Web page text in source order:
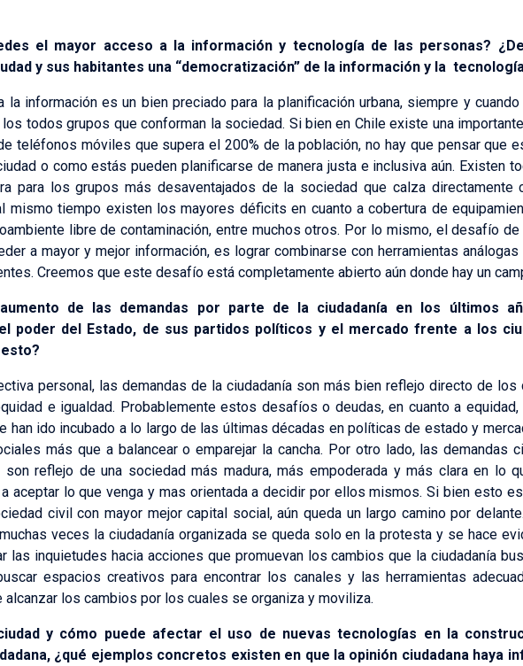
el mayor acceso a la información y tecnología de las personas?
y sus habitantes una “democratización” de la información y la
la información es un bien preciado para la planificación urbana, siempre y
todos grupos que conforman la sociedad. Si bien en Chile existe una
teléfonos móviles que supera el 200% de la población, no hay que pensar que
o como estás pueden planificarse de manera justa e inclusiva aún. Existen
para los grupos más desaventajados de la sociedad que calza
mismo tiempo existen los mayores déficits en cuanto a cobertura de
libre de contaminación, entre muchos otros. Por lo mismo, el desafío
a mayor y mejor información, es lograr combinarse con herramientas análogas
Creemos que este desafío está completamente abierto aún donde hay un
de las demandas por parte de la ciudadanía en los últimos
poder del Estado, de sus partidos políticos y el mercado frente a los
personal, las demandas de la ciudadanía son más bien reflejo directo de
e igualdad. Probablemente estos desafíos o deudas, en cuanto a
han ido incubado a lo largo de las últimas décadas en políticas de estado y
más que a balancear o emparejar la cancha. Por otro lado, las demandas
reflejo de una sociedad más madura, más empoderada y más clara en lo
aceptar lo que venga y mas orientada a decidir por ellos mismos. Si bien esto
civil con mayor mejor capital social, aún queda un largo camino por
veces la ciudadanía organizada se queda solo en la protesta y se hace
las inquietudes hacia acciones que promuevan los cambios que la ciudadanía
espacios creativos para encontrar los canales y las herramientas
alcanzar los cambios por los cuales se organiza y moviliza.
y cómo puede afectar el uso de nuevas tecnologías en la
¿qué ejemplos concretos existen en que la opinión ciudadana haya